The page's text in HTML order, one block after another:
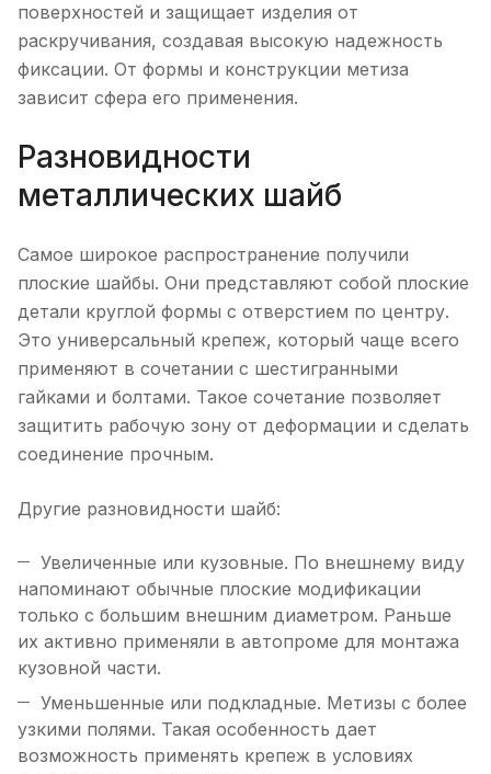
поверхностей и защищает изделия от
раскручивания, создавая высокую надежность
фиксации. От формы и конструкции метиза
зависит сфера его применения.
Разновидности
металлических шайб
Самое широкое распространение получили
плоские шайбы. Они представляют собой плоские
детали круглой формы с отверстием по центру.
Это универсальный крепеж, который чаще всего
применяют в сочетании с шестигранными
гайками и болтами. Такое сочетание позволяет
защитить рабочую зону от деформации и сделать
соединение прочным.
Другие разновидности шайб:
Увеличенные или кузовные. По внешнему виду
напоминают обычные плоские модификации
только с большим внешним диаметром. Раньше
их активно применяли в автопроме для монтажа
кузовной части.
Уменьшенные или подкладные. Метизы с более
узкими полями. Такая особенность дает
возможность применять крепеж в условиях